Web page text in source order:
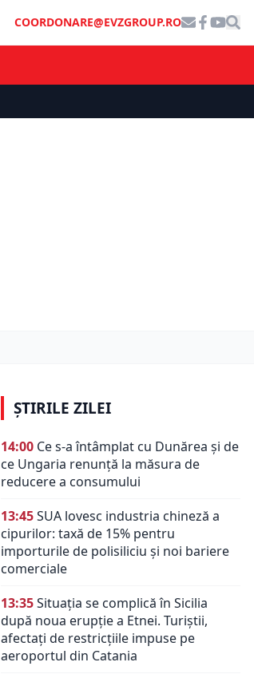
COORDONARE@EVZGROUP.RO
ȘTIRILE ZILEI
14:00 Ce s-a întâmplat cu Dunărea și de
ce Ungaria renunță la măsura de
reducere a consumului
13:45SUA lovesc industria chineză a
cipurilor: taxă de 15% pentru
importurile de polisiliciu și noi bariere
comerciale
13:35Situația se complică în Sicilia
după noua erupție a Etnei. Turiștii,
afectați de restricțiile impuse pe
aeroportul din Catania